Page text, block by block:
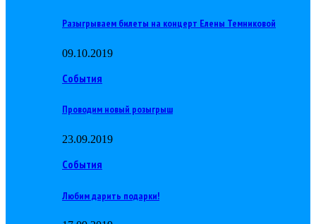
Разыгрываем билеты на концерт Елены Темниковой
09.10.2019
События
Проводим новый розыгрыш
23.09.2019
События
Любим дарить подарки!